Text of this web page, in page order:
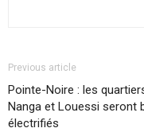
Previous article
Pointe-Noire : les
Nanga et Louessi seront
électrifiés